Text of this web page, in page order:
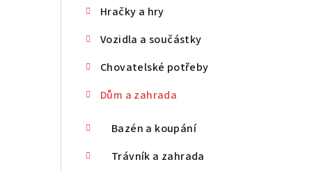
Hračky a hry
Vozidla a součástky
Chovatelské potřeby
Dům a zahrada
Bazén a koupání
Trávník a zahrada